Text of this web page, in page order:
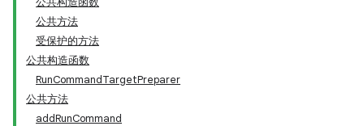
公共方法
受保护的方法
公共构造函数
RunCommandTargetPreparer
公共方法
addRunCommand